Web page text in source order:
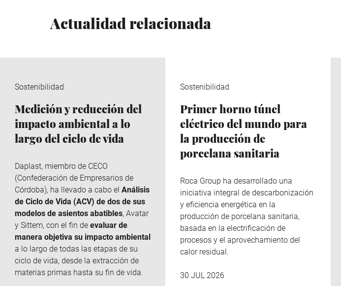
Actualidad relacionada
Sostenibilidad
Medición y reducción del
impacto ambiental a lo
largo del ciclo de vida
Daplast, miembro de CECO
(Confederación de Empresarios de
Córdoba), ha llevado a cabo el Análisis
de Ciclo de Vida (ACV) de dos de sus
modelos de asientos abatibles, Avatar
y Sittem, con el fin de evaluar de
manera objetiva su impacto ambiental
a lo largo de todas las etapas de su
ciclo de vida, desde la extracción de
materias primas hasta su fin de vida.
Sostenibilidad
Primer horno túnel
eléctrico del mundo para
la producción de
porcelana sanitaria
Roca Group ha desarrollado una
iniciativa integral de descarbonización
y eficiencia energética en la
producción de porcelana sanitaria,
basada en la electrificación de
procesos y el aprovechamiento del
calor residual.
30 JUL 2026